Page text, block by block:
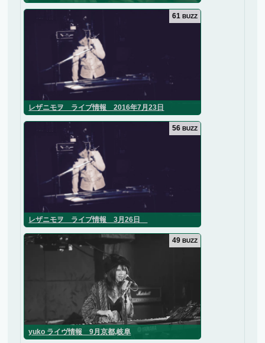
レザニモヲ ライブ情報 2016年7月23日
61 BUZZ
レザニモヲ ライブ情報 3月26日
56 BUZZ
yuko ライヴ情報 9月京都,岐阜
49 BUZZ